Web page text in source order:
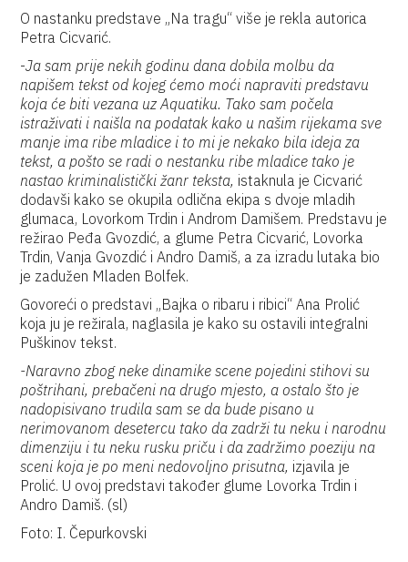
O nastanku predstave „Na tragu“ više je rekla autorica
Petra Cicvarić.
-Ja sam prije nekih godinu dana dobila molbu da
napišem tekst od kojeg ćemo moći napraviti predstavu
koja će biti vezana uz Aquatiku. Tako sam počela
istraživati i naišla na podatak kako u našim rijekama sve
manje ima ribe mladice i to mi je nekako bila ideja za
tekst, a pošto se radi o nestanku ribe mladice tako je
nastao kriminalistički žanr teksta, istaknula je Cicvarić
dodavši kako se okupila odlična ekipa s dvoje mladih
glumaca, Lovorkom Trdin i Androm Damišem. Predstavu je
režirao Peđa Gvozdić, a glume Petra Cicvarić, Lovorka
Trdin, Vanja Gvozdić i Andro Damiš, a za izradu lutaka bio
je zadužen Mladen Bolfek.
Govoreći o predstavi „Bajka o ribaru i ribici“ Ana Prolić
koja ju je režirala, naglasila je kako su ostavili integralni
Puškinov tekst.
-Naravno zbog neke dinamike scene pojedini stihovi su
poštrihani, prebačeni na drugo mjesto, a ostalo što je
nadopisivano trudila sam se da bude pisano u
nerimovanom desetercu tako da zadrži tu neku i narodnu
dimenziju i tu neku rusku priču i da zadržimo poeziju na
sceni koja je po meni nedovoljno prisutna, izjavila je
Prolić. U ovoj predstavi također glume Lovorka Trdin i
Andro Damiš. (sl)
Foto: I. Čepurkovski